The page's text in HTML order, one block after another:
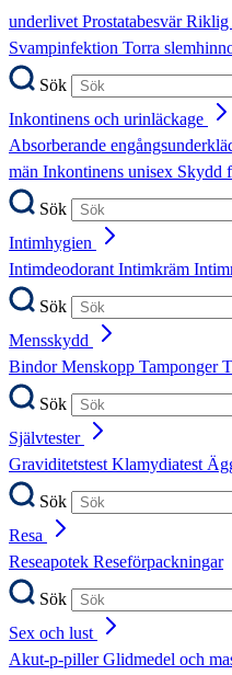
underlivetProstatabesvärRiklig
Svampinfektion Torra
Sök
Inkontinens och urinläckage
Absorberande
män Inkontinens unisex Skydd
Sök
Intimhygien
IntimdeodorantIntimkräm
Sök
Mensskydd
BindorMenskopp Tamponger
Sök
Självtester
GraviditetstestKlamydiatest
Sök
Resa
Reseapotek Reseförpackningar
Sök
Sex och lust
Akut-p-pillerGlidmedel och